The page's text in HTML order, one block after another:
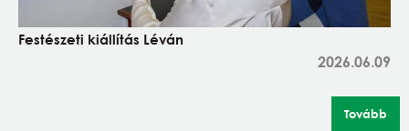
Festészeti kiállítás Léván
2026.06.09
Tovább